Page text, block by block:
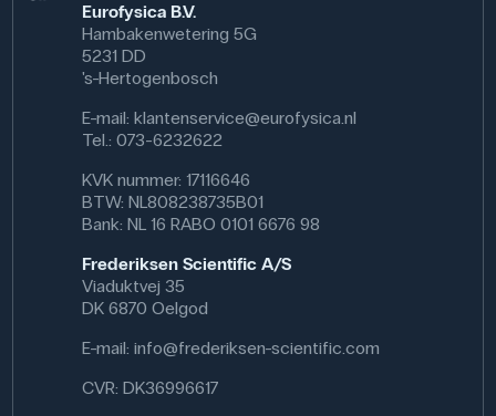
Eurofysica B.V.
Hambakenwetering 5G
5231 DD
's-Hertogenbosch
E-mail:klantenservice@eurofysica.nl
Tel.: 073-6232622
KVK nummer: 17116646
BTW: NL808238735B01
Bank: NL 16 RABO 0101 6676 98
Frederiksen Scientific A/S
Viaduktvej 35
DK 6870 Oelgod
E-mail:info@frederiksen-scientific.com
CVR: DK36996617